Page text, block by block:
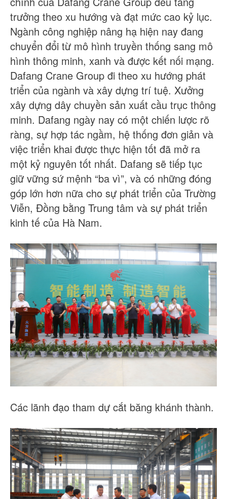
trưởng theo xu hướng và đạt mức cao kỷ lục.
Ngành công nghiệp nâng hạ hiện nay đang
chuyển đổi từ mô hình truyền thống sang mô
hình thông minh, xanh và được kết nối mạng.
Dafang Crane Group đi theo xu hướng phát
triển của ngành và xây dựng trí tuệ. Xưởng
xây dựng dây chuyền sản xuất cầu trục thông
minh. Dafang ngày nay có một chiến lược rõ
ràng, sự hợp tác ngầm, hệ thống đơn giản và
việc triển khai được thực hiện tốt đã mở ra
một kỷ nguyên tốt nhất. Dafang sẽ tiếp tục
giữ vững sứ mệnh “ba vì”, và có những đóng
góp lớn hơn nữa cho sự phát triển của Trường
Viễn, Đồng bằng Trung tâm và sự phát triển
kinh tế của Hà Nam.
Các lãnh đạo tham dự cắt băng khánh thành.